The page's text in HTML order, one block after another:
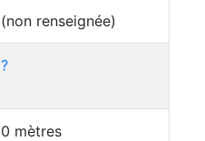
(non renseignée)
?
0 mètres